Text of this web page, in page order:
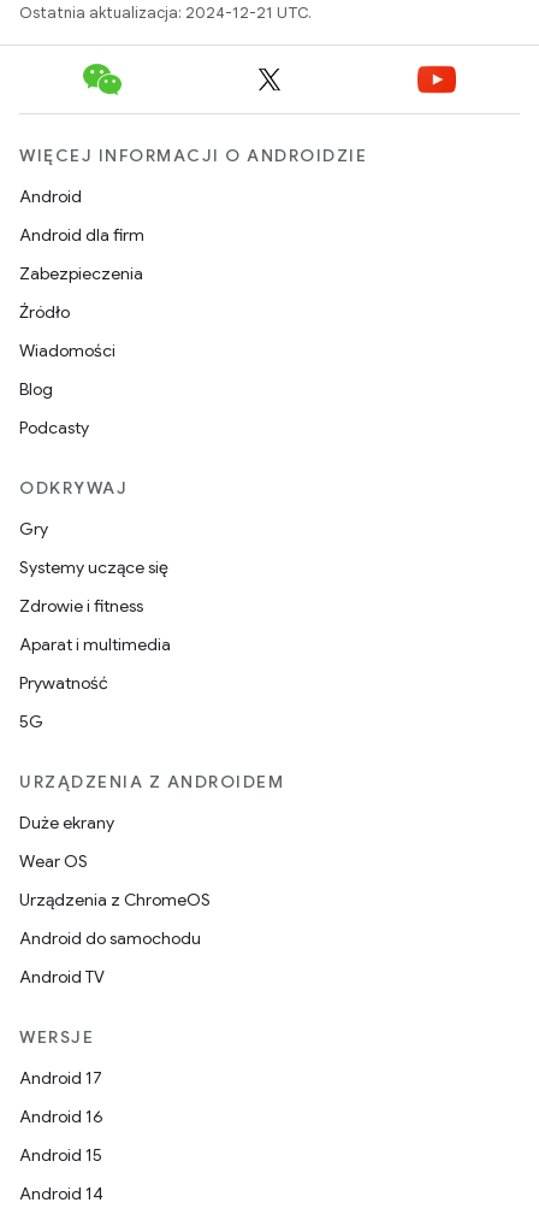
Ostatnia aktualizacja: 2024-12-21 UTC.
WIĘCEJ INFORMACJI O ANDROIDZIE
Android
Android dla firm
Zabezpieczenia
Źródło
Wiadomości
Blog
Podcasty
ODKRYWAJ
Gry
Systemy uczące się
Zdrowie i fitness
Aparat i multimedia
Prywatność
5G
URZĄDZENIA Z ANDROIDEM
Duże ekrany
Wear OS
Urządzenia z ChromeOS
Android do samochodu
Android TV
WERSJE
Android 17
Android 16
Android 15
Android 14